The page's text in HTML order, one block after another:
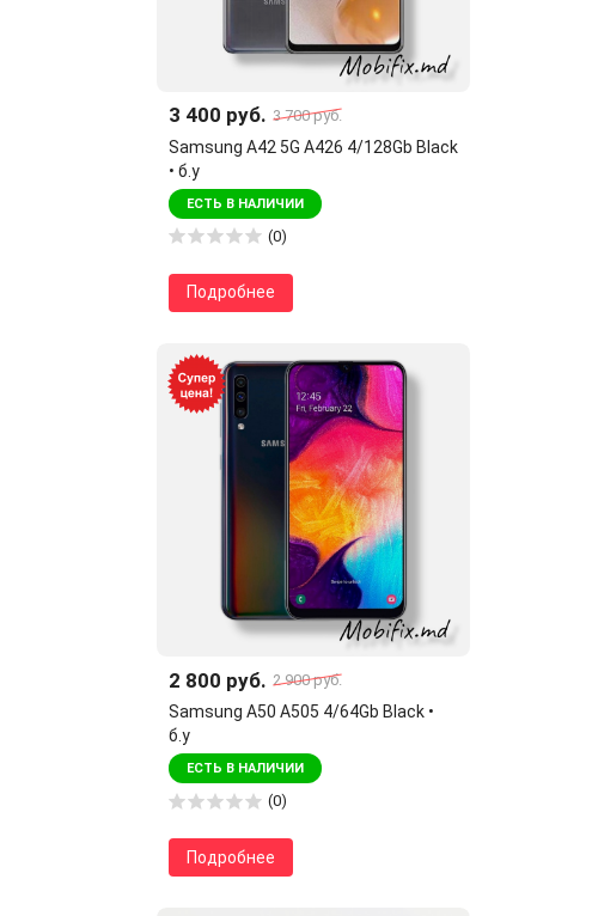
3 400 руб. 3 700 руб.
Samsung A42 5G A426 4/128Gb Black
• б.у
ЕСТЬ В НАЛИЧИИ
(0)
Подробнее
2 800 руб. 2 900 руб.
Samsung A50 A505 4/64Gb Black •
б.у
ЕСТЬ В НАЛИЧИИ
(0)
Подробнее